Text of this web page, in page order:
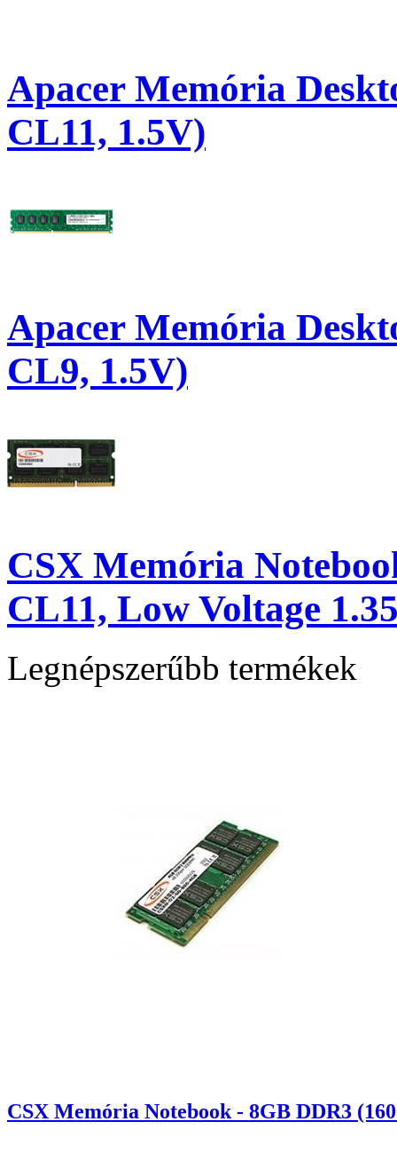
Apacer Memória
CL11, 1.5V)
Apacer Memória
CL9, 1.5V)
CSX Memória
CL11, Low Voltage
Legnépszerűbb termékek
CSX Memória Notebook - 8GB DDR3